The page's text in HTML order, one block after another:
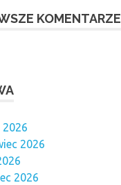
KOMENTARZE
2026
2026
2026